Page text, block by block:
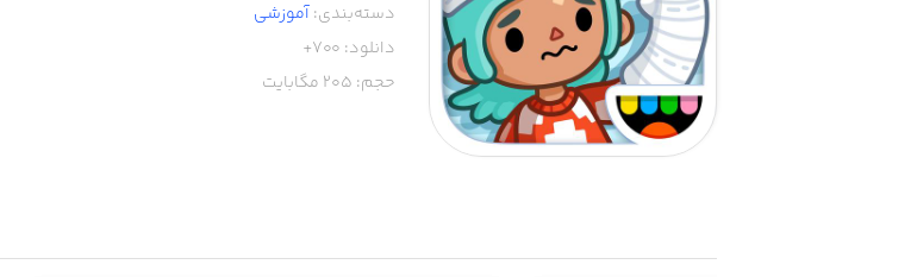
دسته‌بندی:آموزشی
دانلود: 700+
حجم: 205 مگابایت